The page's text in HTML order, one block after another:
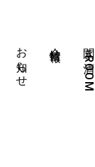
聞き酒ROOM
お知らせ